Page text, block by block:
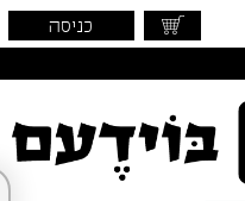
כניסה